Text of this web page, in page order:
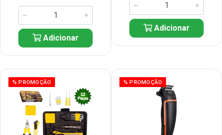
Adicionar
Adicionar
% PROMOÇÃO % PROMOÇÃO